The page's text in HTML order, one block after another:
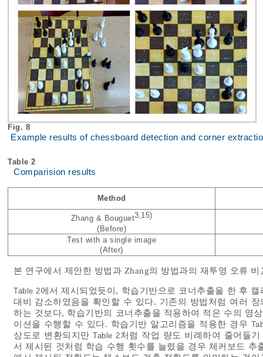
Fig. 8
Example results of chessboard detection and corner
Table 2
Comparision results
Method
Zhang & Bouguet3 15)
(Before)
Test with a single image
(After)
본 연구에서 제안한 방법과 Zhang의 방법과의 재투영 오류
Table 2에서 제시되었듯이, 학습기반으로 코너추출을 한 후
대비 감소하였음을 확인할 수 있다. 기존의 방법처럼 여러
하는 것보다, 학습기반의 코너추출을 적용하여 적은 수의 영
이션을 수행할 수 있다. 학습기반 알고리즘을 적용한 경우
상도로 변환되지만Table 2처럼 작업 량도 비례하여 줄어들
서 제시된 것처럼 학습 수행 횟수를 늘렸을 경우 체커보드